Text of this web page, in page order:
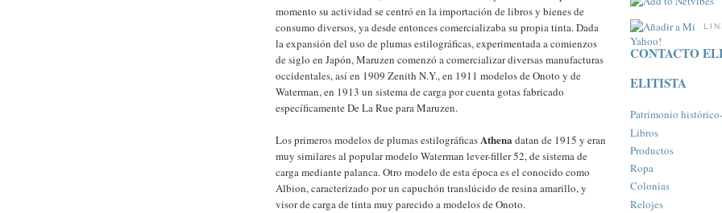
momento su actividad se centró en la importación de libros y bienes de
consumo diversos, ya desde entonces comercializaba su propia tinta. Dada
la expansión del uso de plumas estilográficas, experimentada a comienzos
de siglo en Japón, Maruzen comenzó a comercializar diversas manufacturas
occidentales, así en 1909 Zenith N.Y., en 1911 modelos de Onoto y de
Waterman, en 1913 un sistema de carga por cuenta gotas fabricado
específicamente De La Rue para Maruzen.
Los primeros modelos de plumas estilográficasAthena datan de 1915 y eran
muy similares al popular modelo Waterman lever-filler 52, de sistema de
carga mediante palanca. Otro modelo de esta época es el conocido como
Albion, caracterizado por un capuchón translúcido de resina amarillo, y
visor de carga de tinta muy parecido a modelos de Onoto.
CONTACTO
ELITISTA
Patrimonio
Libros
Productos
Ropa
Colonias
Relojes